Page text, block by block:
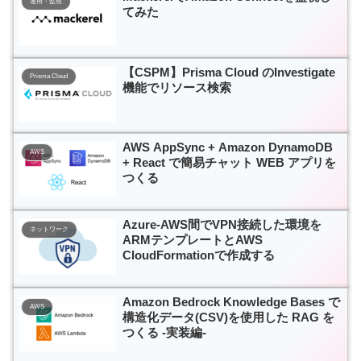
てみた
Prisma Cloud
【CSPM】Prisma Cloud のInvestigate
機能でリソース検索
AWS
AWS AppSync + Amazon DynamoDB
+ React で簡易チャット WEB アプリを
つくる
ネットワーク
Azure-AWS間でVPN接続した環境を
ARMテンプレートとAWS
CloudFormationで作成する
AWS
Amazon Bedrock Knowledge Bases で
構造化データ(CSV)を使用した RAG を
つくる -実装編-